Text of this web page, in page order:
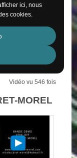
ici, nous
cookies.
Vidéo vu 546 fois
MOREL